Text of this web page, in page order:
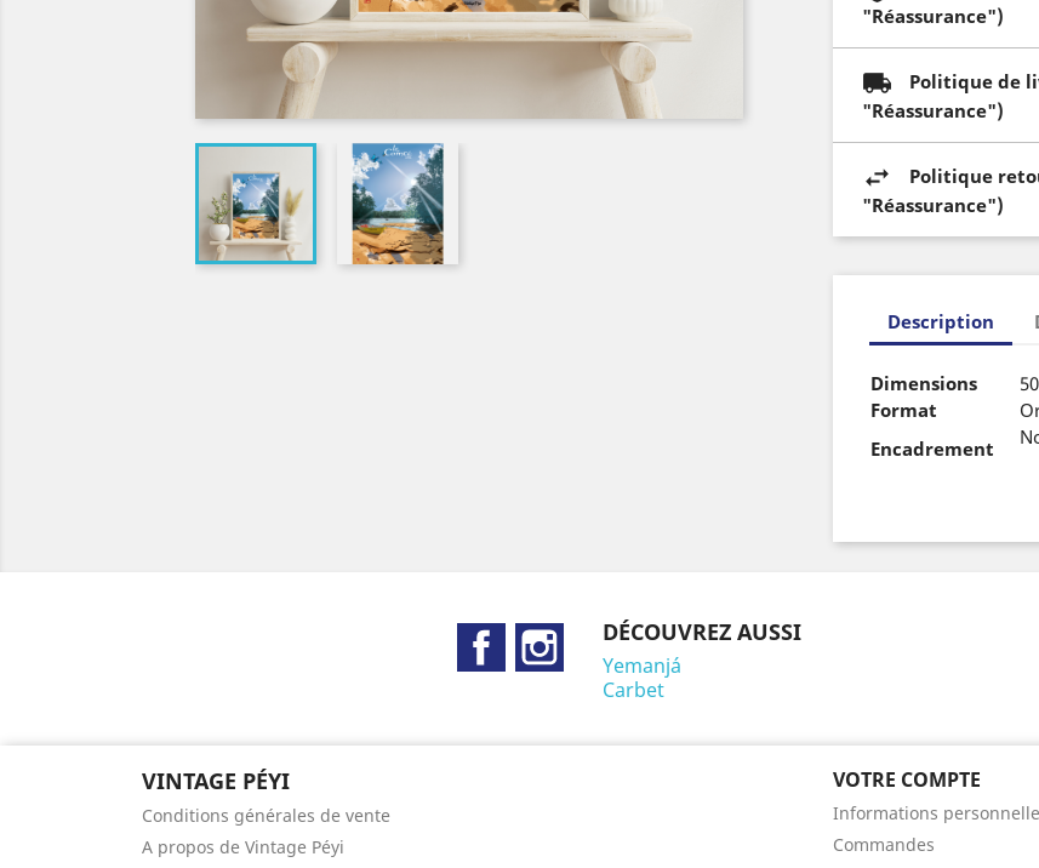
"Réassurance")
Politique de
"Réassurance")
Politique
"Réassurance")
Description
Dimensions
Format
Encadrement
FacebookInstagram
DÉCOUVREZ AUSSI
Yemanjá
Carbet
VINTAGE PÉYI
Conditions générales de vente
A propos de Vintage Péyi
VOTRE COMPTE
Informations
Commandes